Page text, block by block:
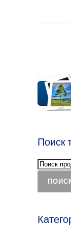
Поиск